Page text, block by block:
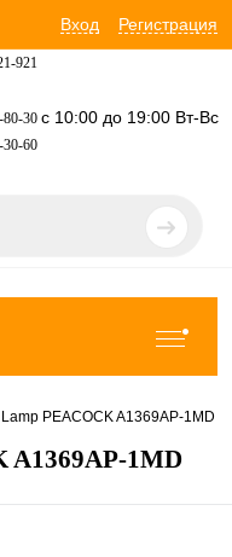
Вход Регистрация
921
80-30 с 10:00 до 19:00 Вт-Вс
30-60
PEACOCK A1369AP-1MD
A1369AP-1MD